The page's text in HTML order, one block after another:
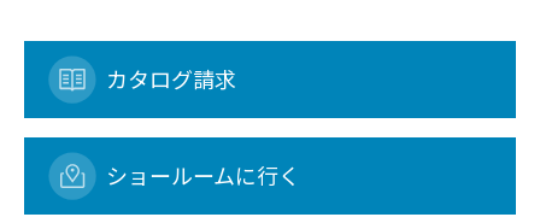
カタログ請求
ショールームに行く